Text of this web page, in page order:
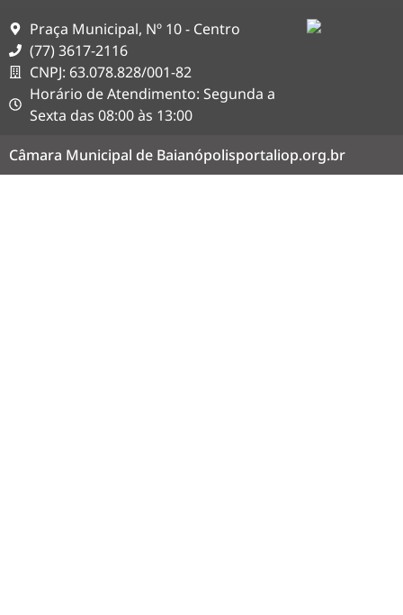
Praça Municipal, Nº 10 - Centro
(77) 3617-2116
CNPJ: 63.078.828/001-82
Horário de Atendimento: Segunda a
Sexta das 08:00 às 13:00
Câmara Municipal de Baianópolisportaliop.org.br